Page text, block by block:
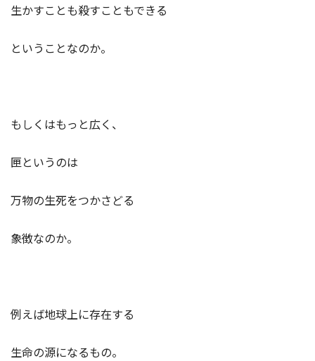
生かすことも殺すこともできる
ということなのか。
もしくはもっと広く、
匣というのは
万物の生死をつかさどる
象徴なのか。
例えば地球上に存在する
生命の源になるもの。